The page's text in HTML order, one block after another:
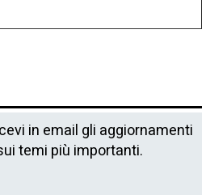
in email gli aggiornamenti
temi più importanti.